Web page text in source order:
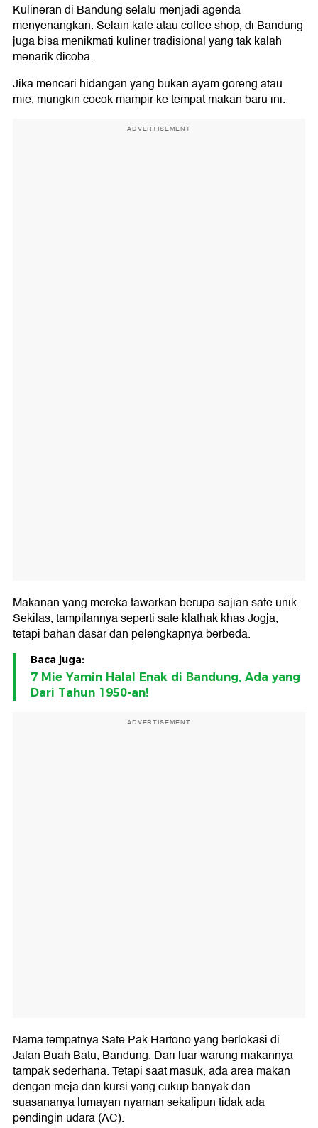
Kulineran di Bandung selalu menjadi agenda
menyenangkan. Selain kafe atau coffee shop, di Bandung
juga bisa menikmati kuliner tradisional yang tak kalah
menarik dicoba.
Jika mencari hidangan yang bukan ayam goreng atau
mie, mungkin cocok mampir ke tempat makan baru ini.
ADVERTISEMENT
Makanan yang mereka tawarkan berupa sajian sate unik.
Sekilas, tampilannya seperti sate klathak khas Jogja,
tetapi bahan dasar dan pelengkapnya berbeda.
Baca juga:
7 Mie Yamin Halal Enak di Bandung, Ada yang
Dari Tahun 1950-an!
ADVERTISEMENT
Nama tempatnya Sate Pak Hartono yang berlokasi di
Jalan Buah Batu, Bandung. Dari luar warung makannya
tampak sederhana. Tetapi saat masuk, ada area makan
dengan meja dan kursi yang cukup banyak dan
suasananya lumayan nyaman sekalipun tidak ada
pendingin udara (AC).